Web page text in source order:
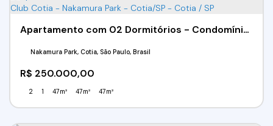
Apartamento com 02 Dormitórios - Condomínio Grand Club Cotia - Nakamura Park - Cotia/SP - Cotia / SP
R$ 250.000,00
Nakamura Park, Cotia, São Paulo, Brasil
2 1 47m² 47m² 47m²